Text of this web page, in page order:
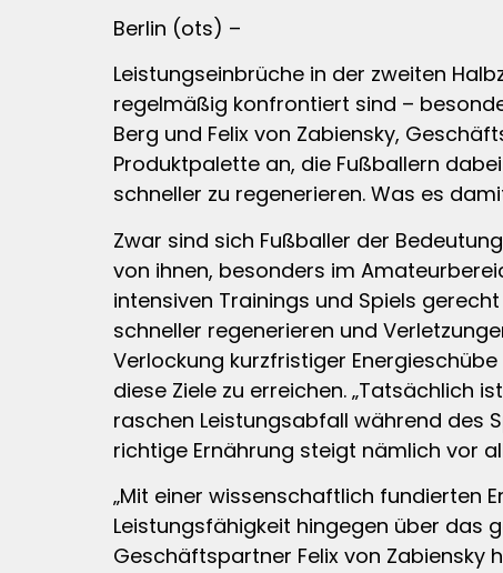
Berlin (ots) –
Leistungseinbrüche in der zweiten
regelmäßig konfrontiert sind –
Berg und Felix von Zabiensky,
Produktpalette an, die Fußballern
schneller zu regenerieren. Was es
Zwar sind sich Fußballer der
von ihnen, besonders im
intensiven Trainings und Spiels
schneller regenerieren und
Verlockung kurzfristiger
diese Ziele zu erreichen. „Tatsächlich
raschen Leistungsabfall während des
richtige Ernährung steigt nämlich vor
„Mit einer wissenschaftlich fundierten
Leistungsfähigkeit hingegen über das
Geschäftspartner Felix von Zabiensky